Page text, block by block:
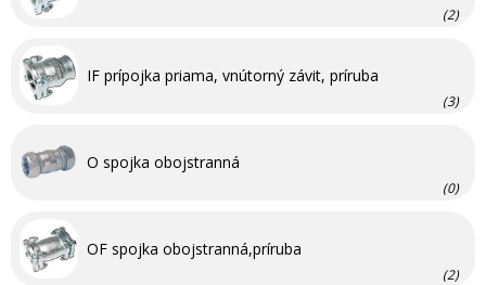
(2)
IF prípojka priama, vnútorný závit, príruba
(3)
O spojka obojstranná
(0)
OF spojka obojstranná,príruba
(2)